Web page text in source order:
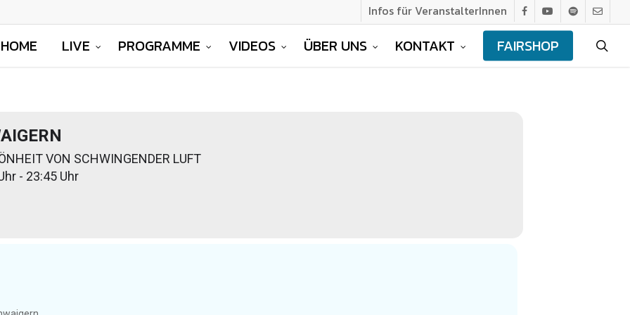
facebook
youtubespotifyemail
Infos für VeranstalterInnen
HOME LIVE PROGRAMME VIDEOS ÜBER UNS KONTAKT FAIRSHOP
VON SCHWINGENDER LUFT
- 23:45 Uhr